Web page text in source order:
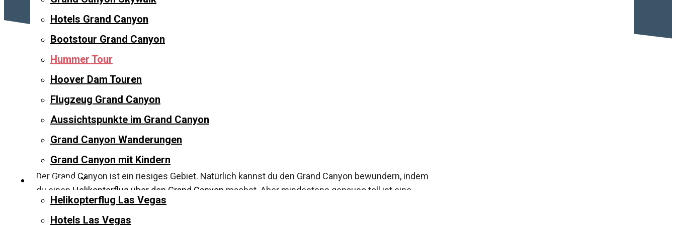
Hotels Grand Canyon
Bootstour Grand Canyon
Hummer Tour
Hoover Dam Touren
Flugzeug Grand Canyon
Aussichtspunkte im Grand Canyon
Grand Canyon Wanderungen
Grand Canyon mit Kindern
Las Vegas
Helikopterflug Las Vegas
Hotels Las Vegas
Grand Canyon Hummer-Tour
Mit einem Jeep durch den Grand Canyon: eine großartige Möglichkeit, den Grand Canyon zu
entdecken. Mit den Hummer-Touren durch den Grand Canyon unternimmst du eine wunderschöne
Der Grand Canyon ist ein riesiges Gebiet. Natürlich kannst du den Grand Canyon bewundern, indem
du einen Helikopterflug über den Grand Canyon machst. Aber mindestens genauso toll ist eine
Jeep-Exkursion durch den Grand Canyon. Du siehst unglaublich viel vom Grand Canyon. Die Jeep-
Exkursion hält an wunderschönen Aussichtspunkten an und du kannst den Grand Canyon sehen,